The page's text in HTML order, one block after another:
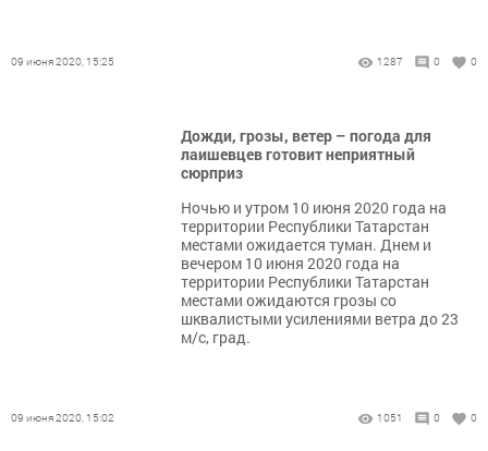
09 июня 2020, 15:25 1287 0 0
Дожди, грозы, ветер – погода для
лаишевцев готовит неприятный
сюрприз
Ночью и утром 10 июня 2020 года на
территории Республики Татарстан
местами ожидается туман. Днем и
вечером 10 июня 2020 года на
территории Республики Татарстан
местами ожидаются грозы со
шквалистыми усилениями ветра до 23
м/с, град.
09 июня 2020, 15:02 1051 0 0